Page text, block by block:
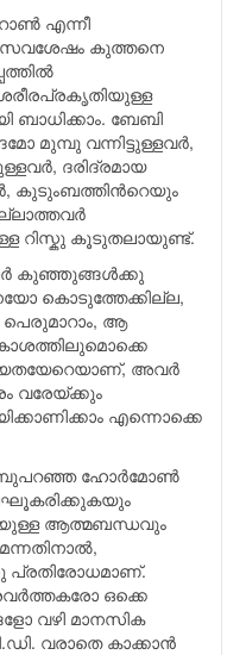
എന്നീ
കുത്തനെ
ബാധിക്കാം. ബേബി
മുമ്പു വന്നിട്ടുള്ളവര്‍,
ദരിദ്രമായ
കുടുംബത്തിന്‍റെയും
റിസ്കു കൂടുതലായുണ്ട്.
കുഞ്ഞുങ്ങള്‍ക്കു
കൊടുത്തേക്കില്ല,
ആ
അവര്‍
വരേയ്ക്കും
എന്നൊക്കെ
ഹോര്‍മോണ്‍
ആത്മബന്ധവും
പ്രതിരോധമാണ്‌.
ഒക്കെ
വഴി മാനസിക
വരാതെ കാക്കാന്‍